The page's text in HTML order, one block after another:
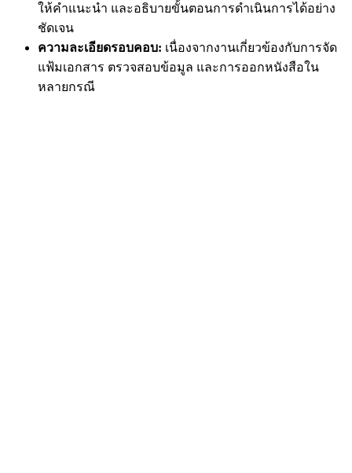
ให้คำแนะนำ และอธิบายขั้นตอนการดำเนินการได้อย่าง
ชัดเจน
ความละเอียดรอบคอบ: เนื่องจากงานเกี่ยวข้องกับการจัด
แฟ้มเอกสาร ตรวจสอบข้อมูล และการออกหนังสือใน
หลายกรณี